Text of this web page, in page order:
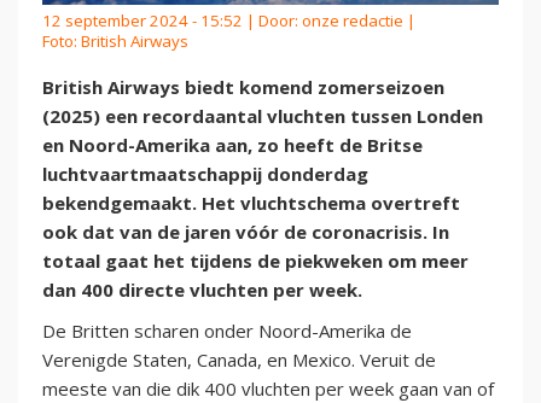
12 september 2024 - 15:52 | Door: onze redactie |
Foto: British Airways
British Airways biedt komend zomerseizoen
(2025) een recordaantal vluchten tussen Londen
en Noord-Amerika aan, zo heeft de Britse
luchtvaartmaatschappij donderdag
bekendgemaakt. Het vluchtschema overtreft
ook dat van de jaren vóór de coronacrisis. In
totaal gaat het tijdens de piekweken om meer
dan 400 directe vluchten per week.
De Britten scharen onder Noord-Amerika de
Verenigde Staten, Canada, en Mexico. Veruit de
meeste van die dik 400 vluchten per week gaan van of